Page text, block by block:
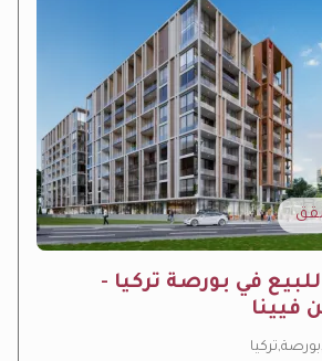
في بورصة تركيا -
فيينا